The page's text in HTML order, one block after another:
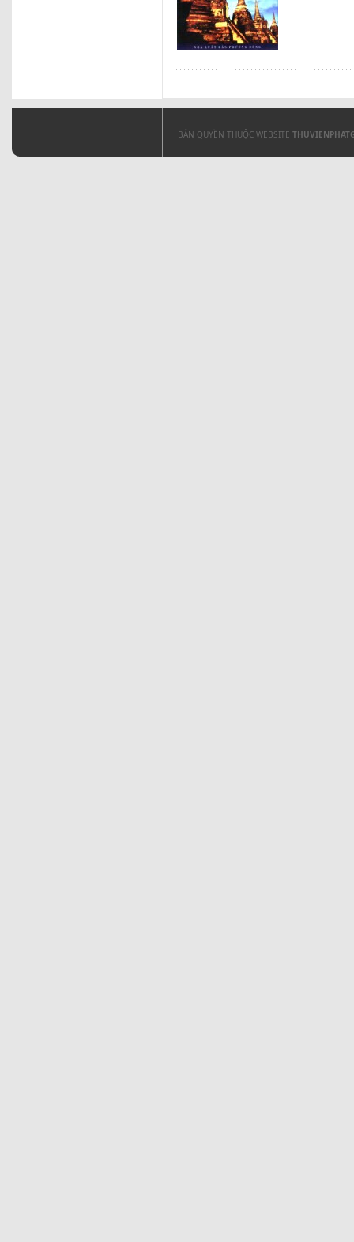
BẢN QUYỀN THUỘC WEBSITE